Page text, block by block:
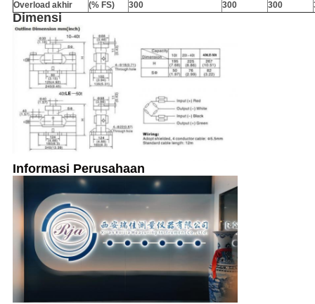
Overload akhir (% FS) 300 300 300
Dimensi
Informasi Perusahaan